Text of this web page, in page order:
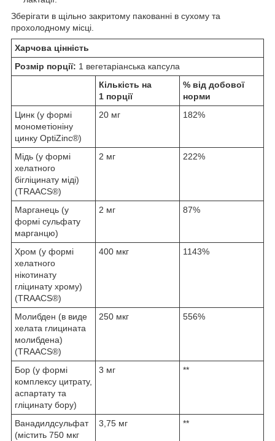
Зберігати в щільно закритому пакованні в сухому та
прохолодному місці.
Харчова цінність
Розмір порції: 1 вегетаріанська капсула
Кількість на
1 порції
% від добової
норми
Цинк (у формі
монометіоніну
цинку OptiZinc®)
20 мг 182%
Мідь (у формі
хелатного
бігліцинату міді)
(TRAACS®)
2 мг 222%
Марганець (у
формі сульфату
марганцю)
2 мг 87%
Хром (у формі
хелатного
нікотинату
гліцинату хрому)
(TRAACS®)
400 мкг 1143%
Молибден (в виде
хелата глицината
молибдена)
(TRAACS®)
250 мкг 556%
Бор (у формі
комплексу цитрату,
аспартату та
гліцинату бору)
3 мг **
Ванадилдсульфат
(містить 750 мкг
3,75 мг **